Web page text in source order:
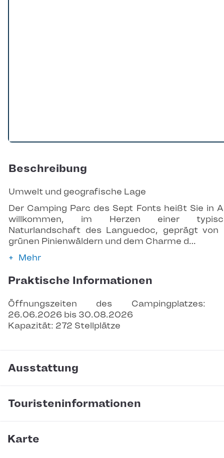
Beschreibung
Umwelt und geografische Lage
Der Camping Parc des Sept Fonts heißt Sie in
willkommen, im Herzen einer
Naturlandschaft des Languedoc, geprägt von
grünen Pinienwäldern und dem Charme d…
Mehr
Praktische Informationen
Öffnungszeiten des Campingplatzes:
26.06.2026 bis 30.08.2026
Kapazität: 272 Stellplätze
Ausstattung
Touristeninformationen
Karte